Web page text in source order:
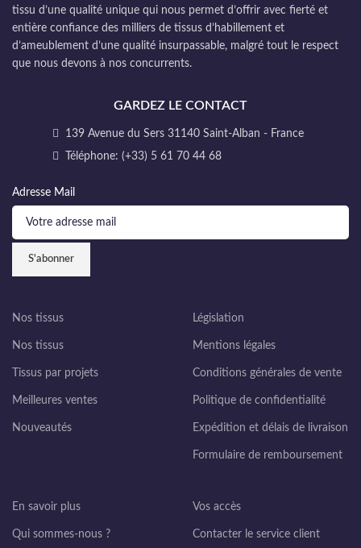
tissu d’une qualité unique qui nous permet d’offrir avec fierté et
entière confiance des milliers de tissus d’habillement et
d’ameublement d’une qualité insurpassable, malgré tout le respect
que nous devons à nos concurrents.
GARDEZ LE CONTACT
139 Avenue du Sers 31140 Saint-Alban - France
Téléphone: (+33) 5 61 70 44 68
Adresse Mail
Nos tissus
Nos tissus
Tissus par projets
Meilleures ventes
Nouveautés
Législation
Mentions légales
Conditions générales de vente
Politique de confidentialité
Expédition et délais de livraison
Formulaire de remboursement
En savoir plus
Qui sommes-nous ?
Vos accès
Contacter le service client